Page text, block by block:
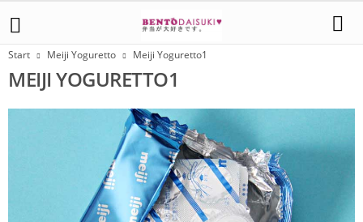
Start Meiji Yoguretto Meiji Yoguretto1
MEIJI YOGURETTO1